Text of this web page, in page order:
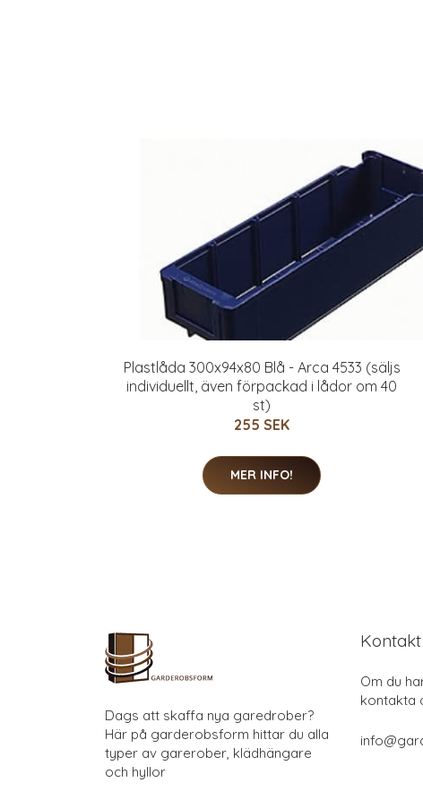
Plastlåda 300x94x80 Blå - Arca 4533 (säljs
individuellt, även förpackad i lådor om 40
st)
255 SEK
MER INFO!
Dags att skaffa nya garedrober?
Här på garderobsform hittar du alla
typer av garerober, klädhängare
och hyllor
Kontakt
Om du
kontakta